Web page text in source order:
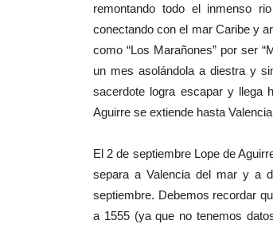
remontando todo el inmenso
conectando con el mar Caribe y
como “Los Marañones” por ser
un mes asolándola a diestra y
sacerdote logra escapar y llega
Aguirre se extiende hasta
El 2 de septiembre Lope de
separa a Valencia del mar y a
septiembre. Debemos recordar
a 1555 (ya que no tenemos